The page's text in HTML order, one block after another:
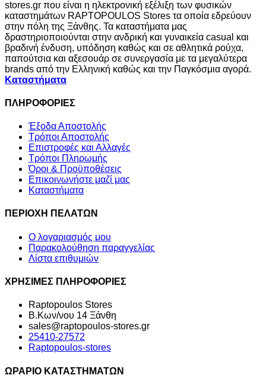
stores.gr που είναι η ηλεκτρονική εξέλιξη των φυσικών
καταστημάτων RAPTOPOULOS Stores τα οποία εδρεύουν
στην πόλη της Ξάνθης. Τα καταστήματα μας
δραστηριοποιούνται στην ανδρική και γυναικεία casual και
βραδινή ένδυση, υπόδηση καθώς και σε αθλητικά ρούχα,
παπούτσια και αξεσουάρ σε συνεργασία με τα μεγαλύτερα
brands από την Ελληνική καθώς και την Παγκόσμια αγορά.
Καταστήματα
ΠΛΗΡΟΦΟΡΙΕΣ
Έξοδα Αποστολής
Τρόποι Αποστολής
Επιστροφές και Αλλαγές
Τρόποι Πληρωμής
Όροι & Προϋποθέσεις
Επικοινωνήστε μαζί μας
Καταστήματα
ΠΕΡΙΟΧΗ ΠΕΛΑΤΩΝ
Ο λογαριασμός μου
Παρακολούθηση παραγγελίας
Λίστα επιθυμιών
ΧΡΗΣΙΜΕΣ ΠΛΗΡΟΦΟΡΙΕΣ
Raptopoulos Stores
Β.Κων/νου 14 Ξάνθη
sales@raptopoulos-stores.gr
25410-27572
Raptopoulos-stores
ΩΡΑΡΙΟ ΚΑΤΑΣΤΗΜΑΤΩΝ